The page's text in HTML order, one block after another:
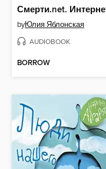
byЮлия Яблонская
AUDIOBOOK
BORROW